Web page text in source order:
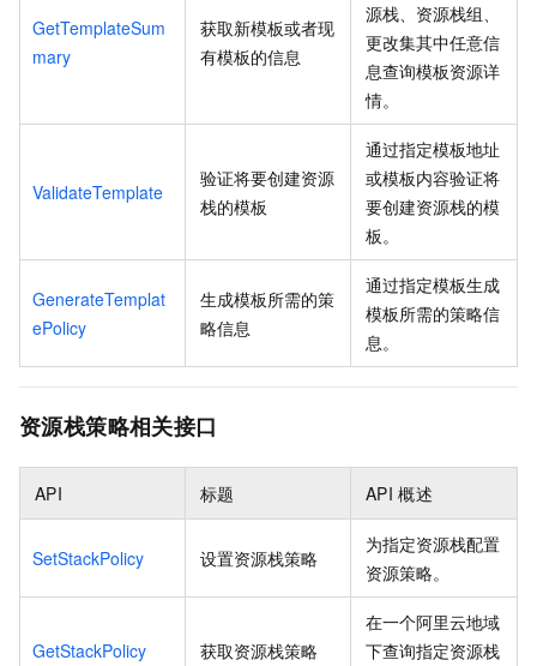
GetTemplateSum
mary
获取新模板或者现
有模板的信息
源栈、资源栈组、
更改集其中任意信
息查询模板资源详
情。
ValidateTemplate
验证将要创建资源
栈的模板
通过指定模板地址
或模板内容验证将
要创建资源栈的模
板。
GenerateTemplat
ePolicy
生成模板所需的策
略信息
通过指定模板生成
模板所需的策略信
息。
资源栈策略相关接口
API 标题 API 概述
SetStackPolicy 设置资源栈策略
为指定资源栈配置
资源策略。
GetStackPolicy 获取资源栈策略
在一个阿里云地域
下查询指定资源栈